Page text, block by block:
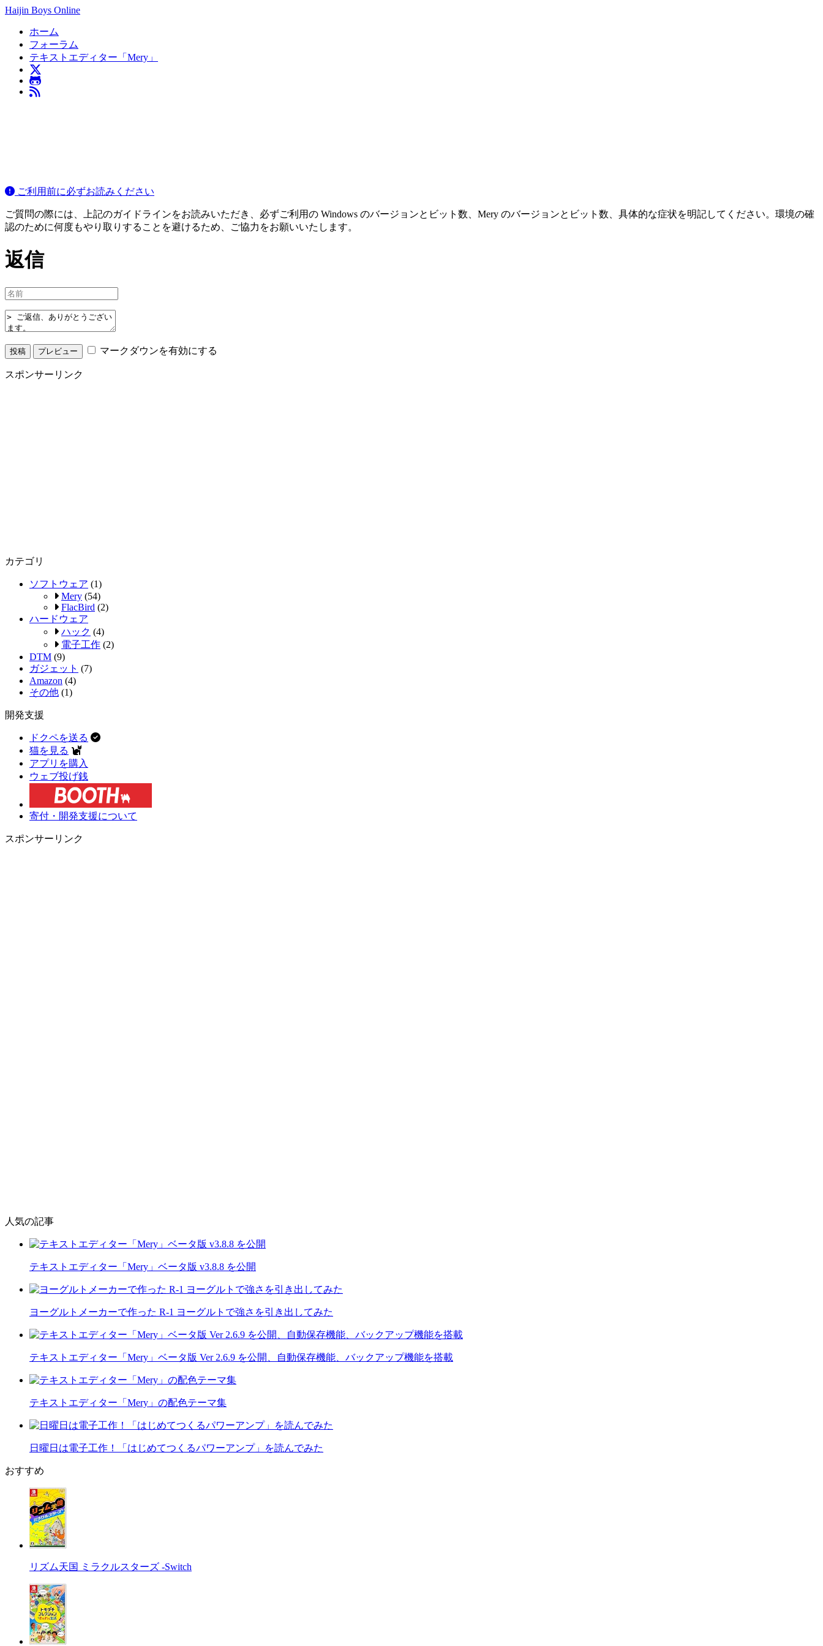
Haijin Boys Online
ホーム
フォーラム
テキストエディター「Mery」
ご利用前に必ずお読みください
ご質問の際には、上記のガイドラインをお読みいただき、必ずご利用の Windows のバージョンとビット数、Mery のバージョンとビット数、具体的な症状を明記してください。環境の確
認のために何度もやり取りすることを避けるため、ご協力をお願いいたします。
返信
マークダウンを有効にする
スポンサーリンク
カテゴリ
ソフトウェア (1)
Mery (54)
FlacBird (2)
ハードウェア
ハック (4)
電子工作 (2)
DTM (9)
ガジェット (7)
Amazon (4)
その他 (1)
開発支援
ドクペを送る
猫を見る
アプリを購入
ウェブ投げ銭
寄付・開発支援について
スポンサーリンク
人気の記事
テキストエディター「Mery」ベータ版 v3.8.8 を公開
ヨーグルトメーカーで作った R-1 ヨーグルトで強さを引き出してみた
テキストエディター「Mery」ベータ版 Ver 2.6.9 を公開、自動保存機能、バックアップ機能を搭載
テキストエディター「Mery」の配色テーマ集
日曜日は電子工作！「はじめてつくるパワーアンプ」を読んでみた
おすすめ
リズム天国 ミラクルスターズ -Switch